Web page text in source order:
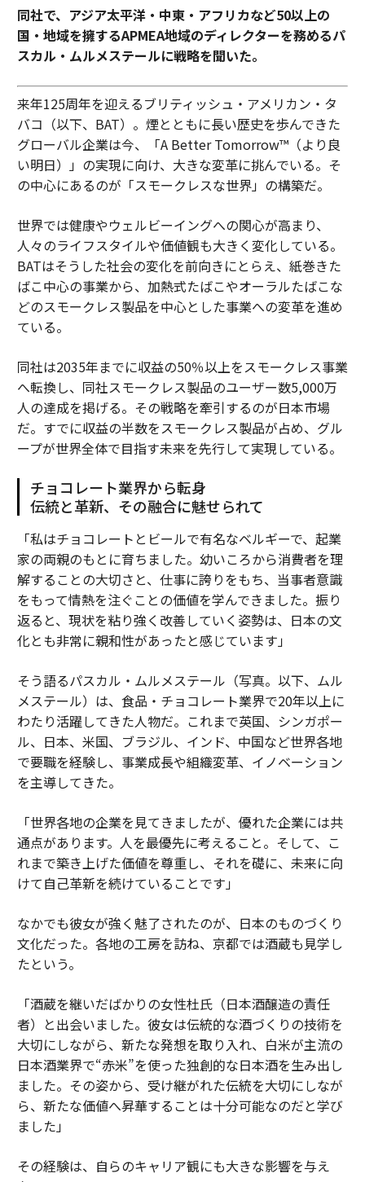
同社で、アジア太平洋・中東・アフリカなど50以上の
国・地域を擁するAPMEA地域のディレクターを務めるパ
スカル・ムルメステールに戦略を聞いた。
来年125周年を迎えるブリティッシュ・アメリカン・タ
バコ（以下、BAT）。煙とともに長い歴史を歩んできた
グローバル企業は今、「A Better Tomorrow™（より良
い明日）」の実現に向け、大きな変革に挑んでいる。そ
の中心にあるのが「スモークレスな世界」の構築だ。
世界では健康やウェルビーイングへの関心が高まり、
人々のライフスタイルや価値観も大きく変化している。
BATはそうした社会の変化を前向きにとらえ、紙巻きた
ばこ中心の事業から、加熱式たばこやオーラルたばこな
どのスモークレス製品を中心とした事業への変革を進め
ている。
同社は2035年までに収益の50％以上をスモークレス事業
へ転換し、同社スモークレス製品のユーザー数5,000万
人の達成を掲げる。その戦略を牽引するのが日本市場
だ。すでに収益の半数をスモークレス製品が占め、グル
ープが世界全体で目指す未来を先行して実現している。
チョコレート業界から転身
伝統と革新、その融合に魅せられて
「私はチョコレートとビールで有名なベルギーで、起業
家の両親のもとに育ちました。幼いころから消費者を理
解することの大切さと、仕事に誇りをもち、当事者意識
をもって情熱を注ぐことの価値を学んできました。振り
返ると、現状を粘り強く改善していく姿勢は、日本の文
化とも非常に親和性があったと感じています」
そう語るパスカル・ムルメステール（写真。以下、ムル
メステール）は、食品・チョコレート業界で20年以上に
わたり活躍してきた人物だ。これまで英国、シンガポー
ル、日本、米国、ブラジル、インド、中国など世界各地
で要職を経験し、事業成長や組織変革、イノベーション
を主導してきた。
「世界各地の企業を見てきましたが、優れた企業には共
通点があります。人を最優先に考えること。そして、こ
れまで築き上げた価値を尊重し、それを礎に、未来に向
けて自己革新を続けていることです」
なかでも彼女が強く魅了されたのが、日本のものづくり
文化だった。各地の工房を訪ね、京都では酒蔵も見学し
たという。
「酒蔵を継いだばかりの女性杜氏（日本酒醸造の責任
者）と出会いました。彼女は伝統的な酒づくりの技術を
大切にしながら、新たな発想を取り入れ、白米が主流の
日本酒業界で“赤米”を使った独創的な日本酒を生み出し
ました。その姿から、受け継がれた伝統を大切にしなが
ら、新たな価値へ昇華することは十分可能なのだと学び
ました」
その経験は、自らのキャリア観にも大きな影響を与え